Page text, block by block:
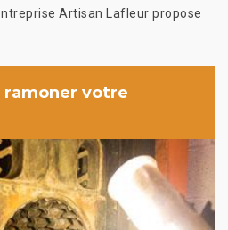
Artisan Lafleur propose
ramoner votre